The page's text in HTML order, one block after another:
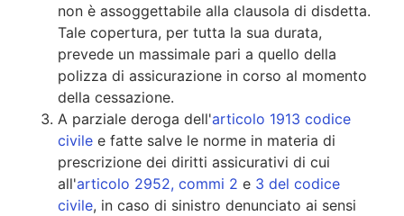
non è assoggettabile alla clausola di disdetta.
Tale copertura, per tutta la sua durata,
prevede un massimale pari a quello della
polizza di assicurazione in corso al momento
della cessazione.
A parziale deroga dell'articolo 1913 codice
civile e fatte salve le norme in materia di
prescrizione dei diritti assicurativi di cui
all'articolo 2952, commi 2 e 3 del codice
civile, in caso di sinistro denunciato ai sensi